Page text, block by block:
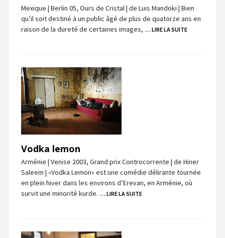
Mexique | Berlin 05, Ours de Cristal | de Luis Mandoki | Bien
qu’il soit destiné à un public âgé de plus de quatorze ans en
raison de la dureté de certaines images, … LIRE LA SUITE
Vodka lemon
Arménie | Venise 2003, Grand prix Controcorrente | de Hiner
Saleem | «Vodka Lemon» est une comédie délirante tournée
en plein hiver dans les environs d’Erevan, en Arménie, où
survit une minorité kurde. … LIRE LA SUITE